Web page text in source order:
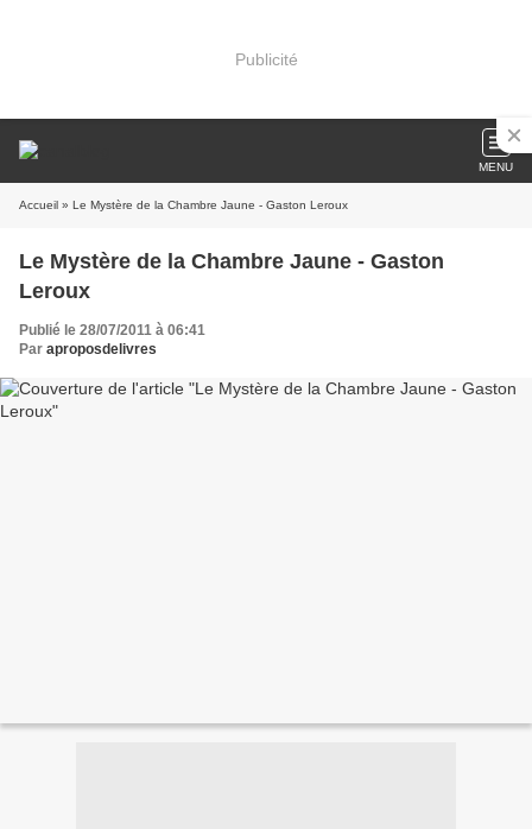
Publicité
MENU
Accueil » Le Mystère de la Chambre Jaune - Gaston Leroux
Le Mystère de la Chambre Jaune - Gaston
Leroux
Publié le 28/07/2011 à 06:41
Par aproposdelivres